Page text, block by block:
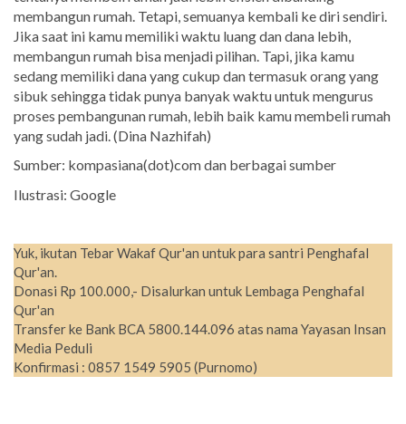
membangun rumah. Tetapi, semuanya kembali ke diri sendiri.
Jika saat ini kamu memiliki waktu luang dan dana lebih,
membangun rumah bisa menjadi pilihan. Tapi, jika kamu
sedang memiliki dana yang cukup dan termasuk orang yang
sibuk sehingga tidak punya banyak waktu untuk mengurus
proses pembangunan rumah, lebih baik kamu membeli rumah
yang sudah jadi. (Dina Nazhifah)
Sumber: kompasiana(dot)com dan berbagai sumber
Ilustrasi: Google
Yuk, ikutan Tebar Wakaf Qur'an untuk para santri Penghafal
Qur'an.
Donasi Rp 100.000,- Disalurkan untuk Lembaga Penghafal
Qur'an
Transfer ke Bank BCA 5800.144.096 atas nama Yayasan Insan
Media Peduli
Konfirmasi : 0857 1549 5905 (Purnomo)